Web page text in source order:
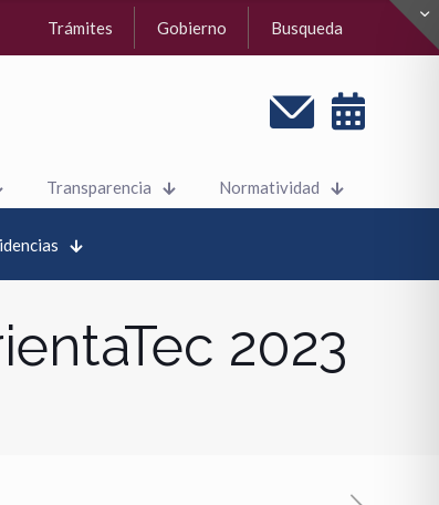
Trámites Gobierno Busqueda
Transparencia Normatividad
2023